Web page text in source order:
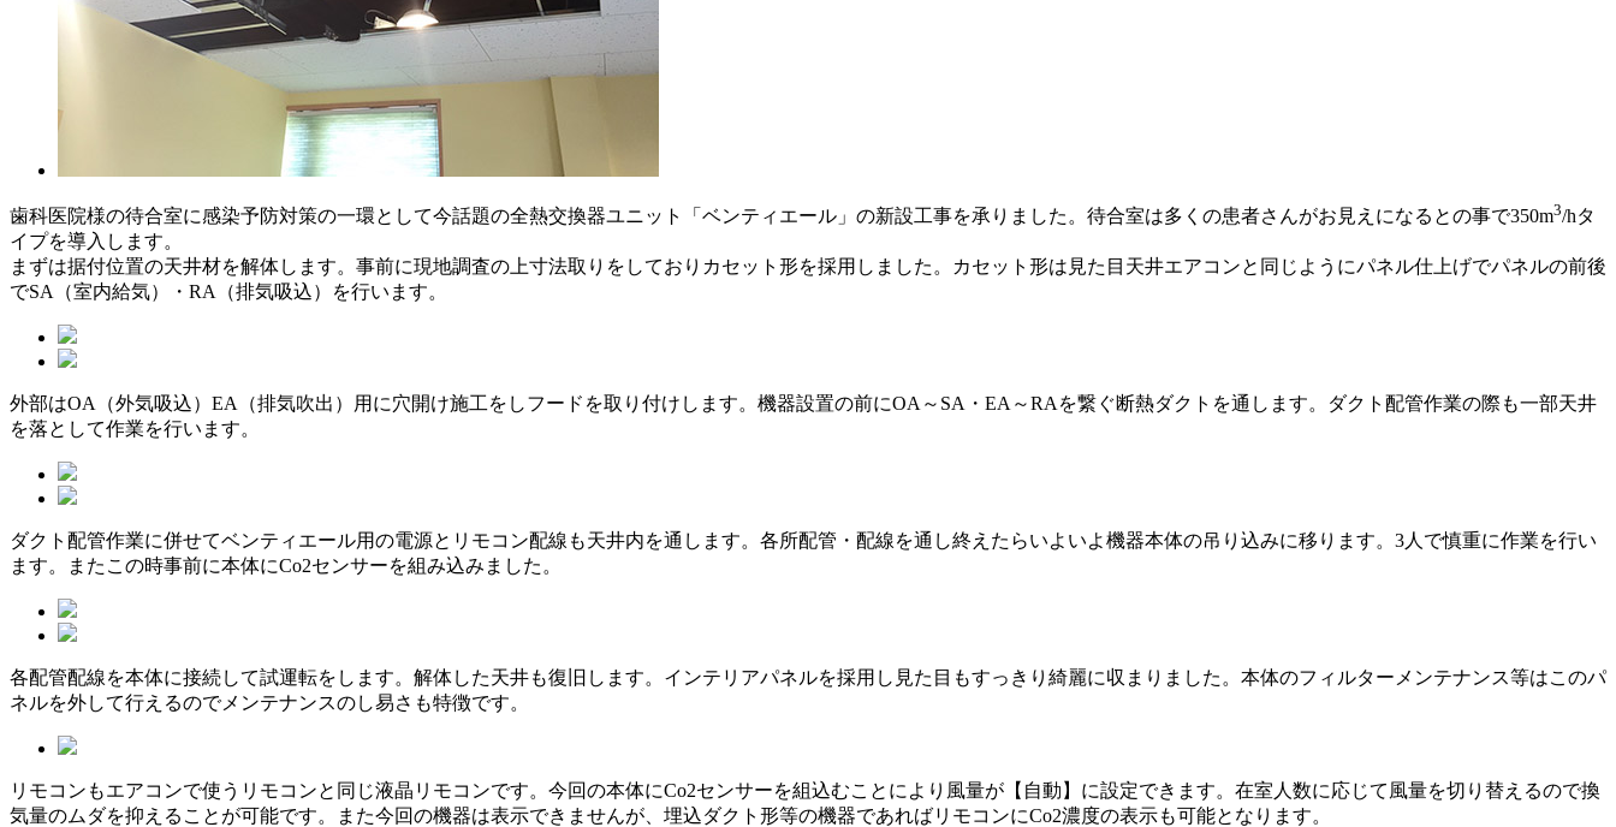
歯科医院様の待合室に感染予防対策の一環として今話題の全熱交換器ユニット「ベンティエール」の新設工事を承りました。待合室は多くの患者さんがお見えになるとの事で350m3/hタ
イプを導入します。
まずは据付位置の天井材を解体します。事前に現地調査の上寸法取りをしておりカセット形を採用しました。カセット形は見た目天井エアコンと同じようにパネル仕上げでパネルの前後
でSA（室内給気）・RA（排気吸込）を行います。
外部はOA（外気吸込）EA（排気吹出）用に穴開け施工をしフードを取り付けします。機器設置の前にOA～SA・EA～RAを繋ぐ断熱ダクトを通します。ダクト配管作業の際も一部天井
を落として作業を行います。
ダクト配管作業に併せてベンティエール用の電源とリモコン配線も天井内を通します。各所配管・配線を通し終えたらいよいよ機器本体の吊り込みに移ります。3人で慎重に作業を行い
ます。またこの時事前に本体にCo2センサーを組み込みました。
各配管配線を本体に接続して試運転をします。解体した天井も復旧します。インテリアパネルを採用し見た目もすっきり綺麗に収まりました。本体のフィルターメンテナンス等はこのパ
ネルを外して行えるのでメンテナンスのし易さも特徴です。
リモコンもエアコンで使うリモコンと同じ液晶リモコンです。今回の本体にCo2センサーを組込むことにより風量が【自動】に設定できます。在室人数に応じて風量を切り替えるので換
気量のムダを抑えることが可能です。また今回の機器は表示できませんが、埋込ダクト形等の機器であればリモコンにCo2濃度の表示も可能となります。